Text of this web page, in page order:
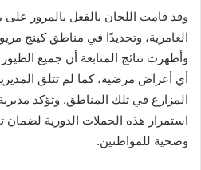
وقد قامت اللجان بالفعل بالمرور
العامرية، وتحديدًا في مناطق كينج
وأظهرت نتائج المتابعة أن جميع
أي أعراض مرضية، كما لم تتلق
المزارع في تلك المناطق. وتؤكد
استمرار هذه الحملات الدورية لضمان
وصحية للمواطنين.